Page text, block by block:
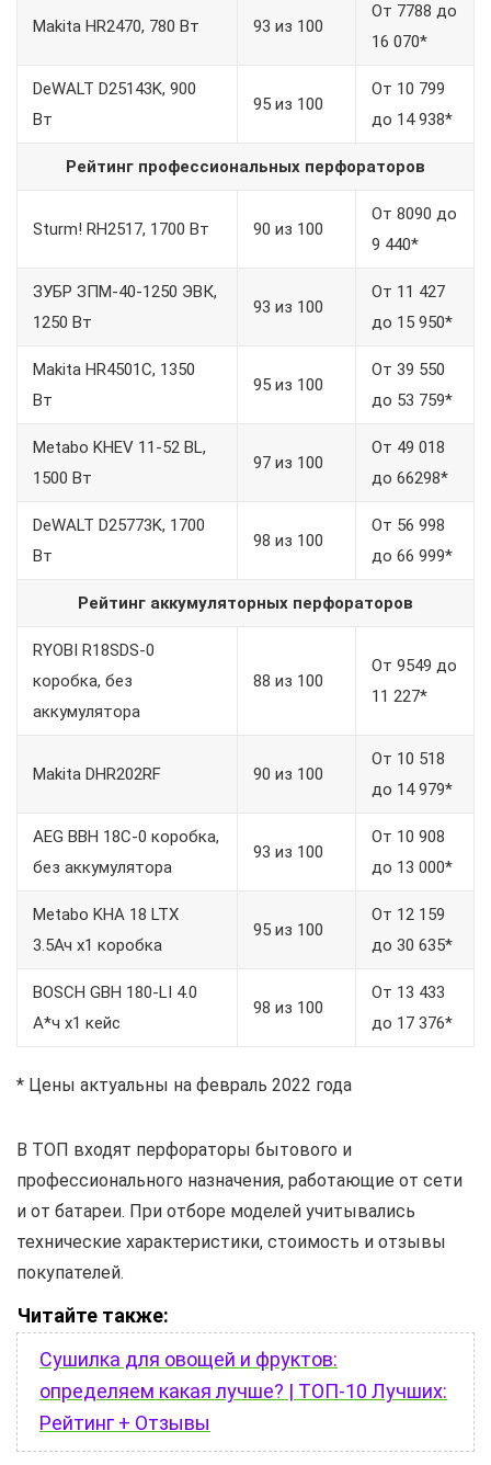
Makita HR2470, 780 Вт 93 из 100
От 7788 до
16 070*
DeWALT D25143K, 900
Вт
95 из 100
От 10 799
до 14 938*
Рейтинг профессиональных перфораторов
Sturm! RH2517, 1700 Вт 90 из 100
От 8090 до
9 440*
ЗУБР ЗПМ-40-1250 ЭВК,
1250 Вт
93 из 100
От 11 427
до 15 950*
Makita HR4501C, 1350
Вт
95 из 100
От 39 550
до 53 759*
Metabo KHEV 11-52 BL,
1500 Вт
97 из 100
От 49 018
до 66298*
DeWALT D25773K, 1700
Вт
98 из 100
От 56 998
до 66 999*
Рейтинг аккумуляторных перфораторов
RYOBI R18SDS-0
коробка, без
аккумулятора
88 из 100
От 9549 до
11 227*
Makita DHR202RF 90 из 100
От 10 518
до 14 979*
AEG BBH 18C-0 коробка,
без аккумулятора
93 из 100
От 10 908
до 13 000*
Metabo KHA 18 LTX
3.5Ач x1 коробка
95 из 100
От 12 159
до 30 635*
BOSCH GBH 180-LI 4.0
А*ч х1 кейс
98 из 100
От 13 433
до 17 376*
* Цены актуальны на февраль 2022 года
В ТОП входят перфораторы бытового и
профессионального назначения, работающие от сети
и от батареи. При отборе моделей учитывались
технические характеристики, стоимость и отзывы
покупателей.
Читайте также:
Сушилка для овощей и фруктов:
определяем какая лучше? | ТОП-10 Лучших:
Рейтинг + Отзывы